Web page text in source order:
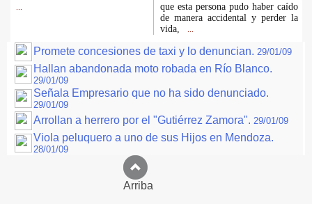
que esta persona pudo haber caído
de manera accidental y perder la
vida,
Promete concesiones de taxi y lo denuncian. 29/01/09
Hallan abandonada moto robada en Río Blanco.
29/01/09
Señala Empresario que no ha sido denunciado.
29/01/09
Arrollan a herrero por el "Gutiérrez Zamora". 29/01/09
Viola peluquero a uno de sus Hijos en Mendoza.
28/01/09
Arriba